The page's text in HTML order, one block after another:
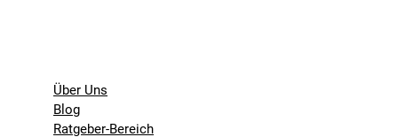
Über Uns
Blog
Ratgeber-Bereich